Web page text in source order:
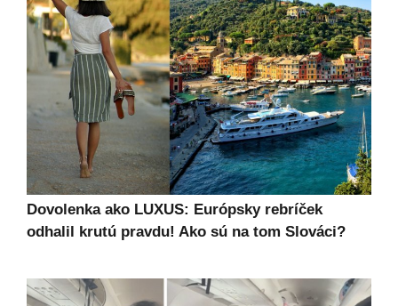
Dovolenka ako LUXUS: Európsky rebríček
odhalil krutú pravdu! Ako sú na tom Slováci?